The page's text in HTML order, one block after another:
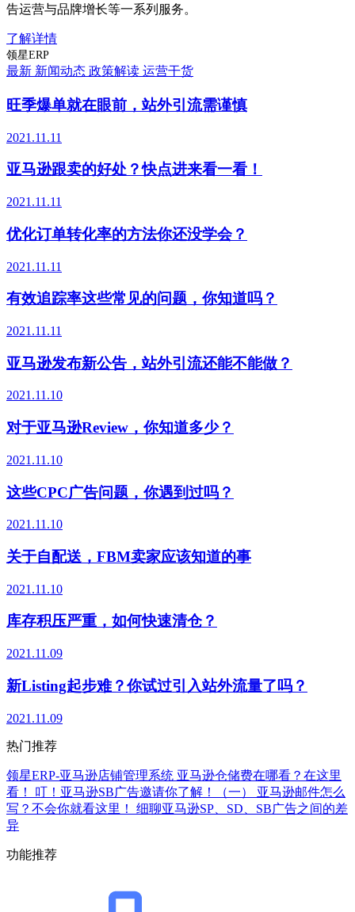
告运营与品牌增长等一系列服务。
了解详情
领星ERP
最新 新闻动态 政策解读 运营干货
旺季爆单就在眼前，站外引流需谨慎
2021.11.11
亚马逊跟卖的好处？快点进来看一看！
2021.11.11
优化订单转化率的方法你还没学会？
2021.11.11
有效追踪率这些常见的问题，你知道吗？
2021.11.11
亚马逊发布新公告，站外引流还能不能做？
2021.11.10
对于亚马逊Review，你知道多少？
2021.11.10
这些CPC广告问题，你遇到过吗？
2021.11.10
关于自配送，FBM卖家应该知道的事
2021.11.10
库存积压严重，如何快速清仓？
2021.11.09
新Listing起步难？你试过引入站外流量了吗？
2021.11.09
热门推荐
领星ERP-亚马逊店铺管理系统 亚马逊仓储费在哪看？在这里
看！
叮！亚马逊SB广告邀请你了解！（一）
亚马逊邮件怎么
写？不会你就看这里！
细聊亚马逊SP、SD、SB广告之间的差
异
功能推荐